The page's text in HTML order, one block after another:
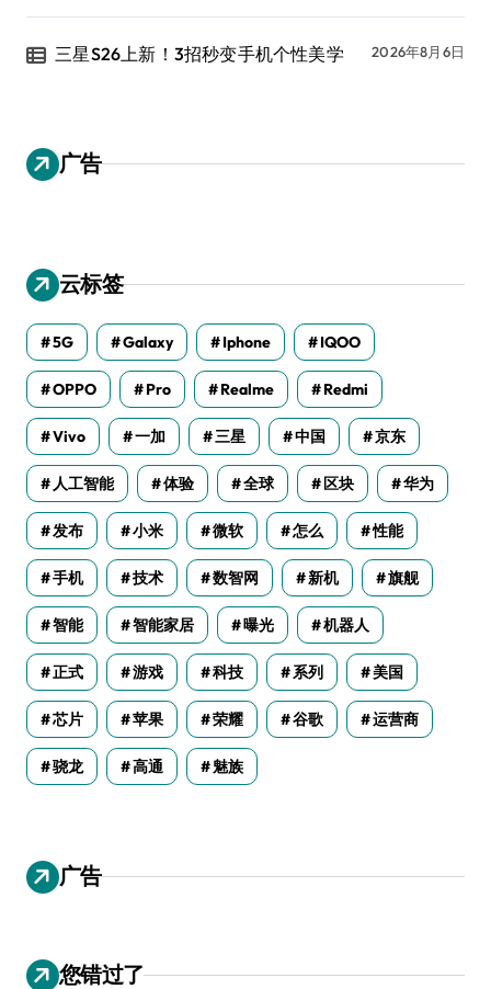
三星S26上新！3招秒变手机个性美学 2026年8月6日
广告
云标签
5G Galaxy Iphone IQOO
OPPO Pro Realme Redmi
Vivo 一加 三星 中国 京东
人工智能 体验 全球 区块 华为
发布 小米 微软 怎么 性能
手机 技术 数智网 新机 旗舰
智能 智能家居 曝光 机器人
正式 游戏 科技 系列 美国
芯片 苹果 荣耀 谷歌 运营商
骁龙 高通 魅族
广告
您错过了